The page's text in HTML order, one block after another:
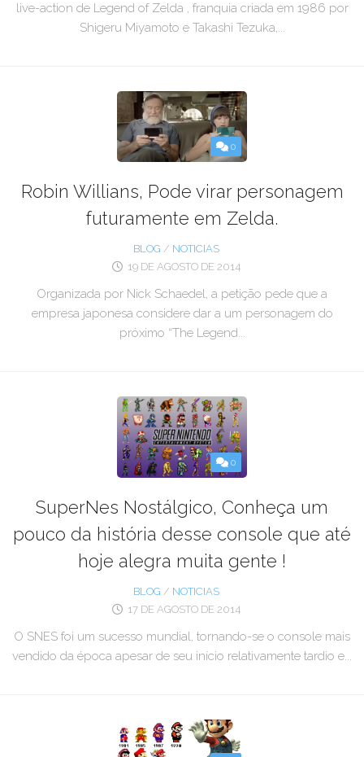
live-action de Legend of Zelda , franquia criada em 1986 por
Shigeru Miyamoto e Takashi Tezuka,...
0
Robin Willians, Pode virar personagem
futuramente em Zelda.
BLOG / NOTICIAS
19 DE AGOSTO DE 2014
Organizada por Nick Schaedel, a petição pede que a
empresa japonesa considere dar a um personagem do
próximo “The Legend...
0
SuperNes Nostálgico, Conheça um
pouco da história desse console que até
hoje alegra muita gente !
BLOG / NOTICIAS
17 DE AGOSTO DE 2014
O SNES foi um sucesso mundial, tornando-se o console mais
vendido da época apesar de seu início relativamente tardio e...